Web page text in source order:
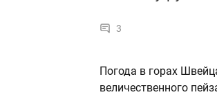
3
Погода в горах
величественного